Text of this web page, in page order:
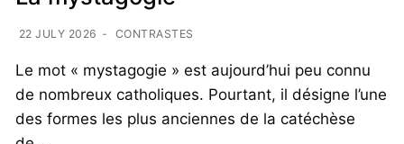
22 JULY 2026 - CONTRASTES
Le mot « mystagogie » est aujourd’hui peu connu
de nombreux catholiques. Pourtant, il désigne l’une
des formes les plus anciennes de la catéchèse